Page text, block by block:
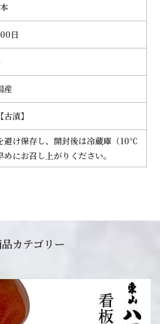
日
産
【古漬】
け保存し、開封後は冷蔵庫（10℃
にお召し上がりください。
カテゴリー